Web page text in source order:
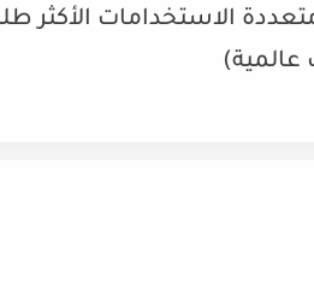
الاستخدامات الأكثر
عالمية)